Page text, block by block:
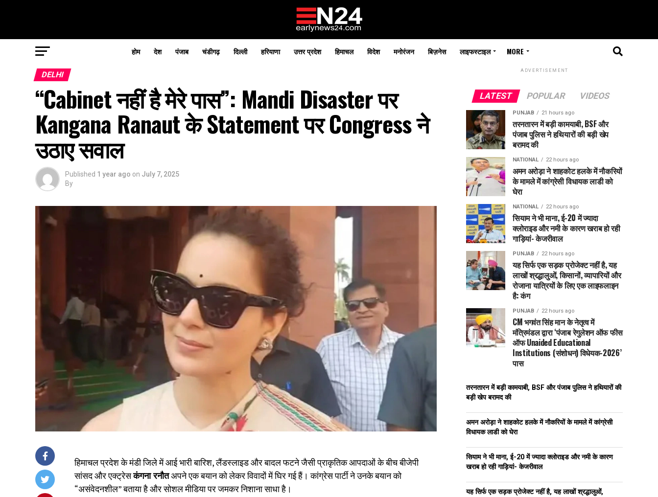
होम देश पंजाब चंडीगढ़ दिल्ली हरियाणा उत्तर प्रदेश हिमाचल विदेश मनोरंजन बिज़नेस लाइफस्टाइल MORE
DELHI
“Cabinet नहीं है मेरे पास”: Mandi Disaster पर
Kangana Ranaut के Statement पर Congress ने
उठाए सवाल
Published 1 year ago on July 7, 2025
By
हिमाचल प्रदेश के मंडी जिले में आई भारी बारिश, लैंडस्लाइड और बादल फटने जैसी प्राकृतिक आपदाओं के बीच बीजेपी
सांसद और एक्ट्रेसकंगना रनौतअपने एक बयान को लेकर विवादों में घिर गई हैं। कांग्रेस पार्टी ने उनके बयान को
“असंवेदनशील” बताया है और सोशल मीडिया पर जमकर निशाना साधा है।
ADVERTISEMENT
LATEST POPULAR VIDEOS
PUNJAB 21 hours ago
तरनतारन में बड़ी कामयाबी, BSF और
पंजाब पुलिस ने हथियारों की बड़ी खेप
बरामद की
NATIONAL 22 hours ago
अमन अरोड़ा ने शाहकोट हलके में नौकरियों
के मामले में कांग्रेसी विधायक लाडी को
घेरा
NATIONAL 22 hours ago
सियाम ने भी माना, ई-20 में ज्यादा
क्लोराइड और नमी के कारण खराब हो रही
गाड़ियां- केजरीवाल
PUNJAB 22 hours ago
यह सिर्फ एक सड़क प्रोजेक्ट नहीं है, यह
लाखों श्रद्धालुओं, किसानों, व्यापारियों और
रोजाना यात्रियों के लिए एक लाइफलाइन
है: कंग
PUNJAB 22 hours ago
CM भगवंत सिंह मान के नेतृत्व में
मंत्रिमंडल द्वारा ‘पंजाब रेगुलेशन ऑफ फीस
ऑफ Unaided Educational
Institutions (संशोधन) विधेयक-2026’
पास
तरनतारन में बड़ी कामयाबी, BSF और पंजाब पुलिस ने हथियारों की
बड़ी खेप बरामद की
अमन अरोड़ा ने शाहकोट हलके में नौकरियों के मामले में कांग्रेसी
विधायक लाडी को घेरा
सियाम ने भी माना, ई-20 में ज्यादा क्लोराइड और नमी के कारण
खराब हो रही गाड़ियां- केजरीवाल
यह सिर्फ एक सड़क प्रोजेक्ट नहीं है, यह लाखों श्रद्धालुओं,